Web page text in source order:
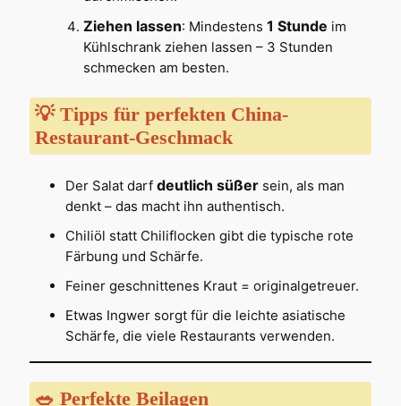
Ziehen lassen: Mindestens 1 Stunde im
Kühlschrank ziehen lassen – 3 Stunden
schmecken am besten.
💡 Tipps für perfekten China-
Restaurant-Geschmack
Der Salat darf deutlich süßersein, als man
denkt – das macht ihn authentisch.
Chiliöl statt Chiliflocken gibt die typische rote
Färbung und Schärfe.
Feiner geschnittenes Kraut = originalgetreuer.
Etwas Ingwer sorgt für die leichte asiatische
Schärfe, die viele Restaurants verwenden.
🥗 Perfekte Beilagen